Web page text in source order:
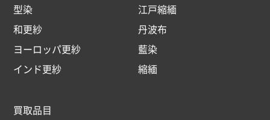
型染
江戸縮緬
和更紗
丹波布
ヨーロッパ更紗
藍染
インド更紗
縮緬
買取品目